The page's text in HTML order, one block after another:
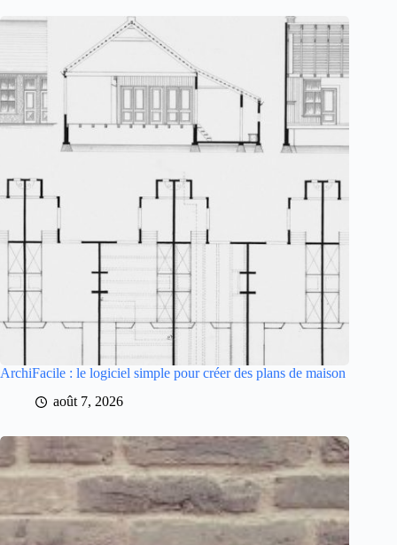
ArchiFacile : le logiciel simple pour créer des plans de maison
août 7, 2026